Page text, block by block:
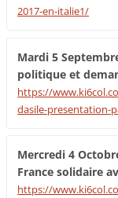
2017-en-italie1/
Mardi 5
politique et
https://
dasile-presentation-
Mercredi 4
France solidaire
https://